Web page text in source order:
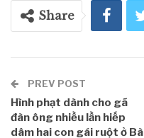
Share
PREV POST
Hình phạt dành cho gã
đàn ông nhiều lần hiếp
dâm hai con gái ruột ở Bà